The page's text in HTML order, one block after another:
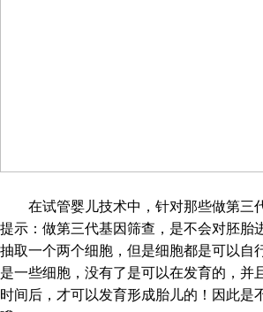
在试管婴儿技术中，针对那些做第三
提示：做第三代基因筛查，是不会对胚胎
抽取一个两个细胞，但是细胞都是可以自
是一些细胞，没有了是可以在发育的，并
时间后，才可以发育形成胎儿的！因此是